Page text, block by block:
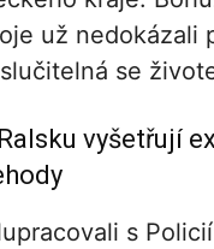
už nedokázali
se
vyšetřují
s